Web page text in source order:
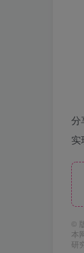
分
实
©
本
研